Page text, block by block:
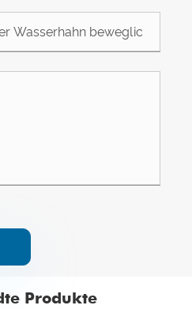
Produkte